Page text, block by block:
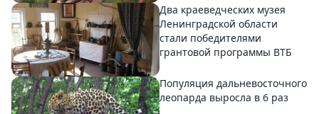
Два краеведческих музея
Ленинградской области
стали победителями
грантовой программы ВТБ
Популяция дальневосточного
леопарда выросла в 6 раз